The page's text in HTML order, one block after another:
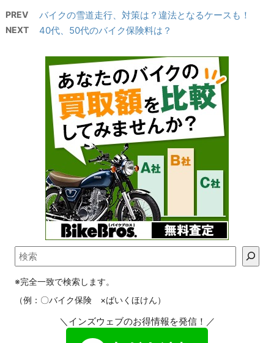
PREV バイクの雪道走行、対策は？違法となるケースも！
NEXT 40代、50代のバイク保険料は？
※完全一致で検索します。
（例：〇バイク保険 ×ばいくほけん）
＼インズウェブのお得情報を発信！／